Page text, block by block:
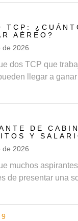
TCP:
AÉREO?
de 2026
dos TCP que
llegar a
DE
Y
de 2026
muchos
de presentar una